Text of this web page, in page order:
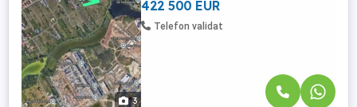
3
422 500 EUR
Telefon validat